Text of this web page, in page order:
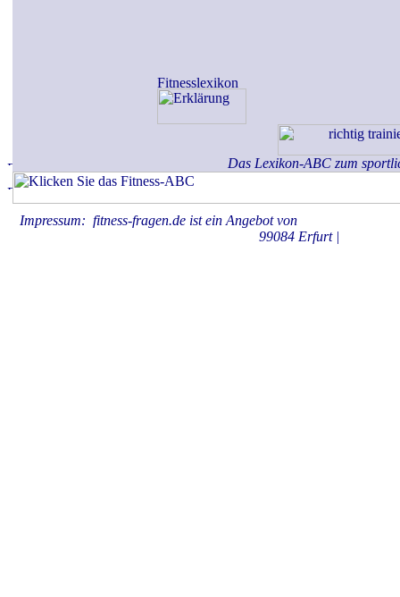
Das Lexikon-ABC zum
Impressum: fitness-fragen.de ist ein Angebot von
99084 Erfurt |